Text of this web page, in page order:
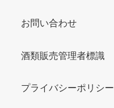
お問い合わせ
酒類販売管理者標識
プライバシーポリシー